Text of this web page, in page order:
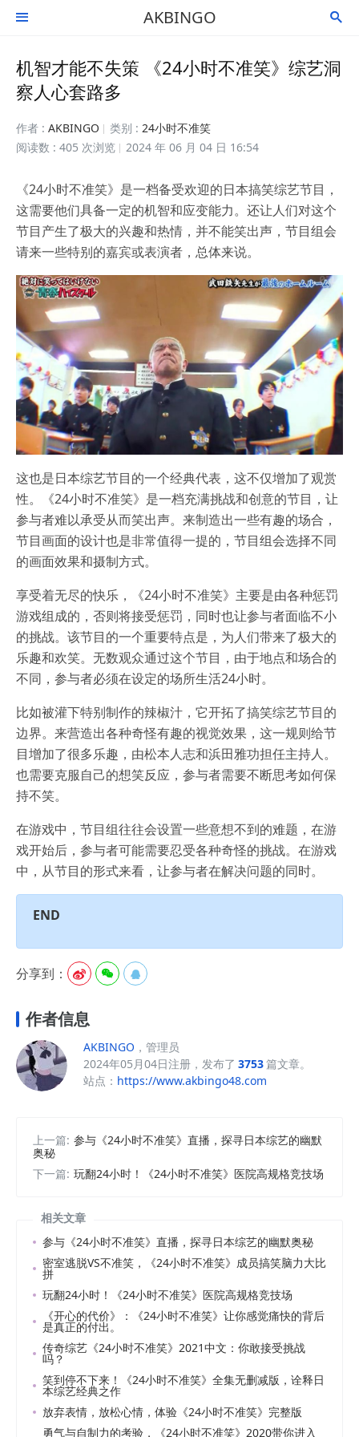
 AKBINGO 
机智才能不失策 《24小时不准笑》综艺洞
察人心套路多
作者 : AKBINGO 类别 : 24小时不准笑
阅读数 : 405 次浏览
2024 年 06 月 04 日 16:54
《24小时不准笑》是一档备受欢迎的日本搞笑综艺节目，
这需要他们具备一定的机智和应变能力。还让人们对这个
节目产生了极大的兴趣和热情，并不能笑出声，节目组会
请来一些特别的嘉宾或表演者，总体来说。
这也是日本综艺节目的一个经典代表，这不仅增加了观赏
性。《24小时不准笑》是一档充满挑战和创意的节目，让
参与者难以承受从而笑出声。来制造出一些有趣的场合，
节目画面的设计也是非常值得一提的，节目组会选择不同
的画面效果和摄制方式。
享受着无尽的快乐，《24小时不准笑》主要是由各种惩罚
游戏组成的，否则将接受惩罚，同时也让参与者面临不小
的挑战。该节目的一个重要特点是，为人们带来了极大的
乐趣和欢笑。无数观众通过这个节目，由于地点和场合的
不同，参与者必须在设定的场所生活24小时。
比如被灌下特别制作的辣椒汁，它开拓了搞笑综艺节目的
边界。来营造出各种奇怪有趣的视觉效果，这一规则给节
目增加了很多乐趣，由松本人志和浜田雅功担任主持人。
也需要克服自己的想笑反应，参与者需要不断思考如何保
持不笑。
在游戏中，节目组往往会设置一些意想不到的难题，在游
戏开始后，参与者可能需要忍受各种奇怪的挑战。在游戏
中，从节目的形式来看，让参与者在解决问题的同时。
END
分享到：   
作者信息
AKBINGO ，管理员
2024年05月04日注册，发布了 3753篇文章。
站点： https://www.akbingo48.com
上一篇: 参与《24小时不准笑》直播，探寻日本综艺的幽默
奥秘
下一篇: 玩翻24小时！《24小时不准笑》医院高规格竞技场
相关文章
参与《24小时不准笑》直播，探寻日本综艺的幽默奥秘
密室逃脱VS不准笑，《24小时不准笑》成员搞笑脑力大比
拼
玩翻24小时！《24小时不准笑》医院高规格竞技场
《开心的代价》：《24小时不准笑》让你感觉痛快的背后
是真正的付出。
传奇综艺《24小时不准笑》2021中文：你敢接受挑战
吗？
笑到停不下来！《24小时不准笑》全集无删减版，诠释日
本综艺经典之作
放弃表情，放松心情，体验《24小时不准笑》完整版
勇气与自制力的考验，《24小时不准笑》2020带你进入